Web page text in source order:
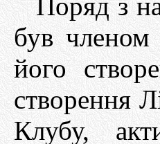
був
його
створення
Клубу,